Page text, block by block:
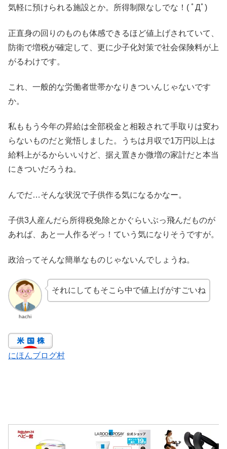
気軽に預けられる施設とか。所得制限なしでな！( ﾟДﾟ)
正直身の回りのものも体感できるほど値上げされていて、
防衛で増税が確定して、更に少子化対策で社会保険料が上
がるわけです。
これ、一般的な労働者世帯かなりきついんじゃないです
か。
私ももう今年の昇給は全部税金と相殺されて手取りは変わ
らないものだと覚悟しました。うちは月収で1万円以上は
給料上がるからいいけど、据え置きか微増の家計だと本当
にきついだろうね。
んでだ…そんな状況で子供作る気になるかなー。
子供3人産んだら所得税免除とかぐらいぶっ飛んだものが
あれば、あと一人作るぞっ！ていう気になりそうですが。
政治ってそんな簡単なものじゃないんでしょうね。
hachi
それにしてもそこら中で値上げがすごいね
にほんブログ村